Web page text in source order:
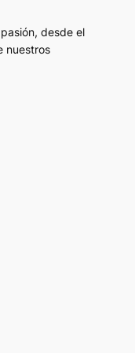
desde el
nuestros